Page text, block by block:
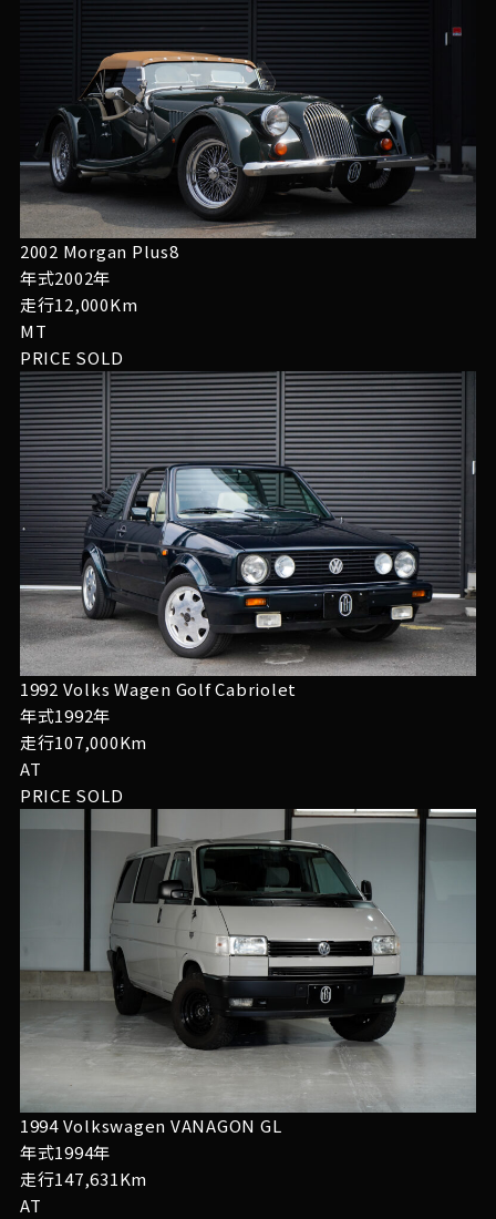
2002 Morgan Plus8
年式2002年
走行12,000Km
MT
PRICE SOLD
1992 Volks Wagen Golf Cabriolet
年式1992年
走行107,000Km
AT
PRICE SOLD
1994 Volkswagen VANAGON GL
年式1994年
走行147,631Km
AT